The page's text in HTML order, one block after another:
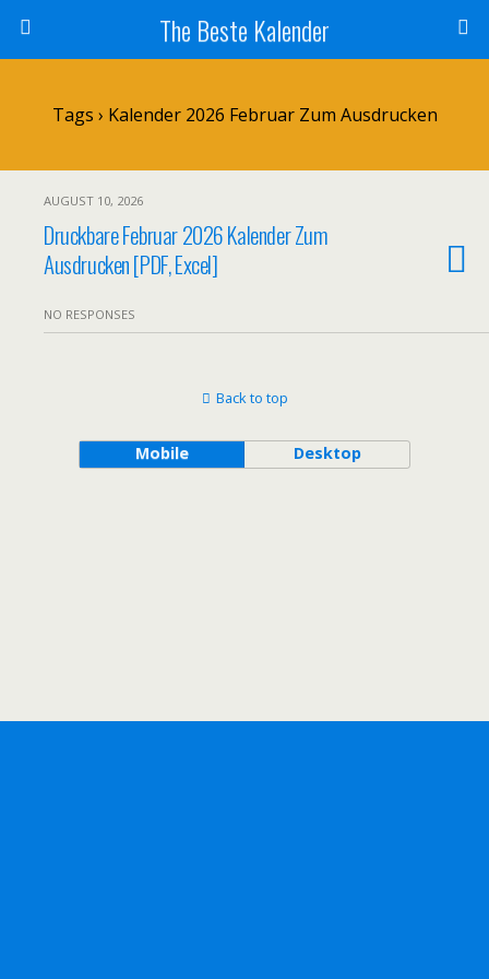
The Beste Kalender
Tags › Kalender 2026 Februar Zum Ausdrucken
AUGUST 10, 2026
Druckbare Februar 2026 Kalender Zum
Ausdrucken [PDF, Excel]
NO RESPONSES
Back to top
Mobile Desktop